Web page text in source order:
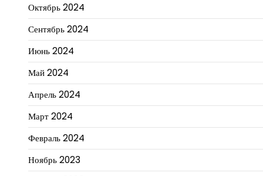
Октябрь 2024
Сентябрь 2024
Июнь 2024
Май 2024
Апрель 2024
Март 2024
Февраль 2024
Ноябрь 2023